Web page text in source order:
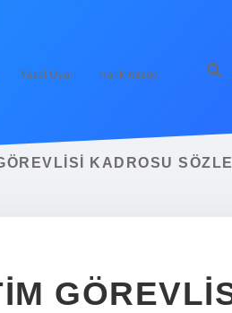
Yasal Uyarı Hakkımızda
KADROSU